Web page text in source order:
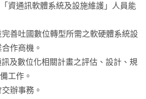
資通訊軟體系統及設施維護」人員能
善吐國數位轉型所需之軟硬體系統設
作商機。
及數位化相關計畫之評估、設計、規
工作。
辦事務。